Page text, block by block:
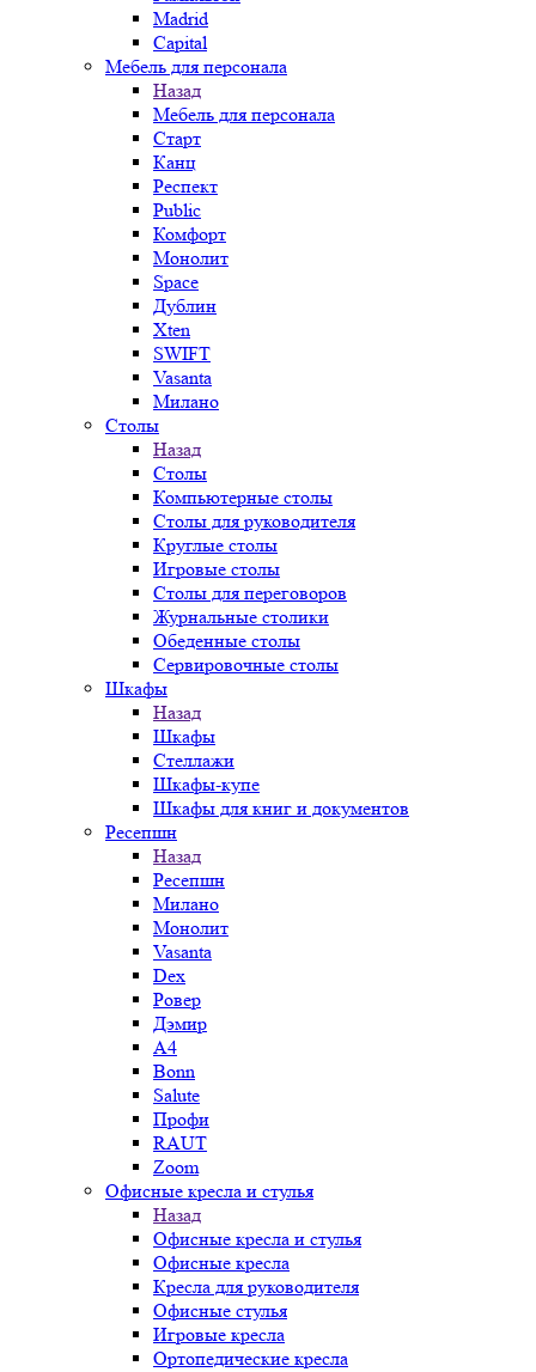
Madrid
Capital
Мебель для персонала
Назад
Мебель для персонала
Старт
Канц
Респект
Public
Комфорт
Монолит
Space
Дублин
Xten
SWIFT
Vasanta
Милано
Столы
Назад
Столы
Компьютерные столы
Столы для руководителя
Круглые столы
Игровые столы
Столы для переговоров
Журнальные столики
Обеденные столы
Сервировочные столы
Шкафы
Назад
Шкафы
Стеллажи
Шкафы-купе
Шкафы для книг и документов
Ресепшн
Назад
Ресепшн
Милано
Монолит
Vasanta
Dex
Ровер
Дэмир
A4
Bonn
Salute
Профи
RAUT
Zoom
Офисные кресла и стулья
Назад
Офисные кресла и стулья
Офисные кресла
Кресла для руководителя
Офисные стулья
Игровые кресла
Ортопедические кресла